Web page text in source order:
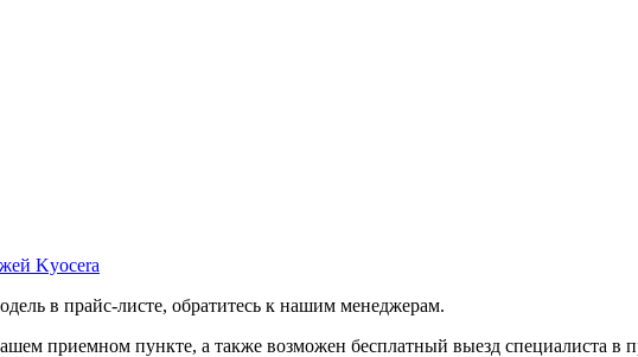
Kyocera
в прайс-листе, обратитесь к нашим менеджерам.
приемном пункте, а также возможен бесплатный выезд специалиста в